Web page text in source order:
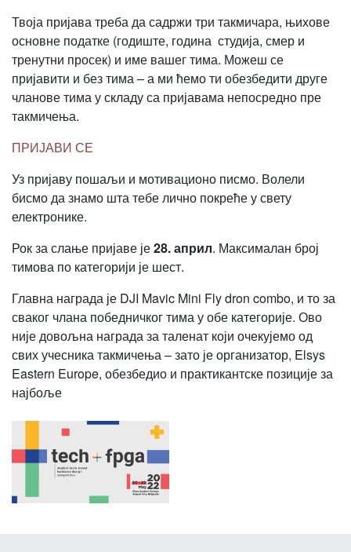
Твоја пријава треба да садржи три такмичара, њихове
основне податке (годиште, година студија, смер и
тренутни просек) и име вашег тима. Можеш се
пријавити и без тима – а ми ћемо ти обезбедити друге
чланове тима у складу са пријавама непосредно пре
такмичења.
ПРИЈАВИ СЕ
Уз пријаву пошаљи и мотивационо писмо. Волели
бисмо да знамо шта тебе лично покреће у свету
електронике.
Рок за слање пријаве је28. април. Максималан број
тимова по категорији је шест.
Главна награда је DJI Mavic Mini Fly dron combo, и то за
сваког члана победничког тима у обе категорије. Ово
није довољна награда за таленат који очекујемо од
свих учесника такмичења – зато је организатор, Elsys
Eastern Europe, обезбедио и практикантске позиције за
најбоље